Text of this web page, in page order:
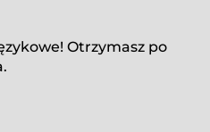
Otrzymasz po